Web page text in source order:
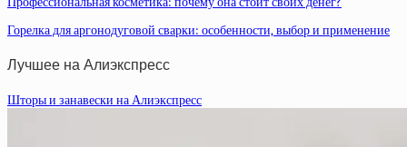
Горелка для аргонодуговой сварки: особенности, выбор и применение
Лучшее на Алиэкспресс
Шторы и занавески на Алиэкспресс